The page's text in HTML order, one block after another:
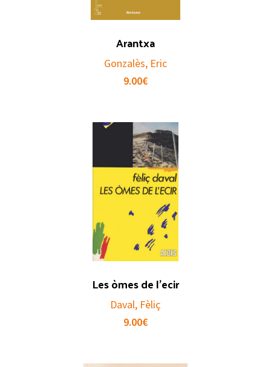
Arantxa
Gonzalès, Eric
9.00€
Les òmes de l’ecir
Daval, Fèliç
9.00€